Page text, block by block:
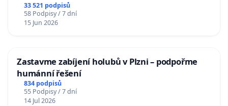
33 521 podpisů
58 Podpisy / 7 dní
15 Jun 2026
Zastavme zabíjení holubů v Plzni – podpořme
humánní řešení
834 podpisů
55 Podpisy / 7 dní
14 Jul 2026